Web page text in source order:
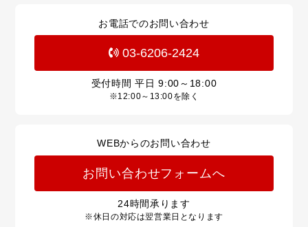
お電話でのお問い合わせ
03-6206-2424
受付時間 平日9:00～18:00
※12:00～13:00を除く
WEBからのお問い合わせ
お問い合わせフォームへ
24時間承ります
※休日の対応は翌営業日となります